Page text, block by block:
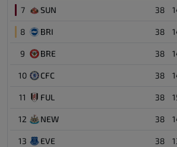
7 SUN 38
8 BRI 38
9 BRE 38
10 CFC 38
11 FUL 38
12 NEW 38
13 EVE 38